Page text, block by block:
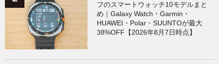
フのスマートウォッチ10モデルまと
め｜Galaxy Watch・Garmin・
HUAWEI・Polar・SUUNTOが最大
38%OFF【2026年8月7日時点】